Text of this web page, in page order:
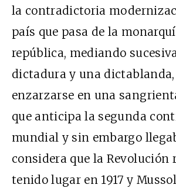
la contradictoria
país que pasa de la
república, mediando
dictadura y una
enzarzarse en una
que anticipa la segunda
mundial y sin embargo
considera que la Revolución
tenido lugar en 1917 y